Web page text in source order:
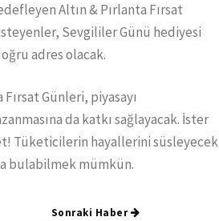
Altın & Pırlanta Fırsat
Sevgililer Günü hediyesi
adres olacak.
Günleri, piyasayı
da katkı sağlayacak. İster
Tüketicilerin hayallerini süsleyecek
bulabilmek mümkün.
Sonraki Haber